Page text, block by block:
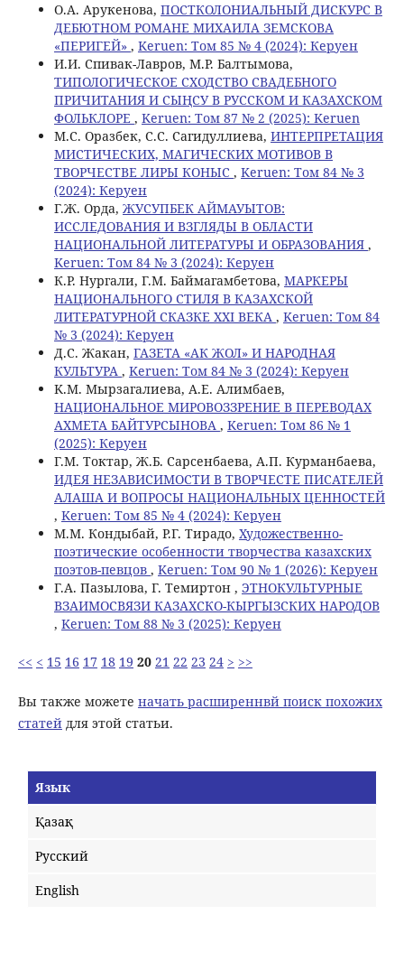
О.А. Арукенова, ПОСТКОЛОНИАЛЬНЫЙ ДИСКУРС В
ДЕБЮТНОМ РОМАНЕ МИХАИЛА ЗЕМСКОВА
«ПЕРИГЕЙ» , Keruen: Том 85 № 4 (2024): Керуен
И.И. Спивак-Лавров, М.Р. Балтымова,
ТИПОЛОГИЧЕСКОЕ СХОДСТВО СВАДЕБНОГО
ПРИЧИТАНИЯ И СЫҢСУ В РУССКОМ И КАЗАХСКОМ
ФОЛЬКЛОРЕ , Keruen: Том 87 № 2 (2025): Keruen
М.С. Оразбек, С.C. Сагидуллиева, ИНТЕРПРЕТАЦИЯ
МИСТИЧЕСКИХ, МАГИЧЕСКИХ МОТИВОВ В
ТВОРЧЕСТВЕ ЛИРЫ КОНЫС , Keruen: Том 84 № 3
(2024): Керуен
Г.Ж. Орда, ЖУСУПБЕК АЙМАУЫТОВ:
ИССЛЕДОВАНИЯ И ВЗГЛЯДЫ В ОБЛАСТИ
НАЦИОНАЛЬНОЙ ЛИТЕРАТУРЫ И ОБРАЗОВАНИЯ ,
Keruen: Том 84 № 3 (2024): Керуен
К.Р. Нургали, Г.М. Баймагамбетова, МАРКЕРЫ
НАЦИОНАЛЬНОГО СТИЛЯ В КАЗАХСКОЙ
ЛИТЕРАТУРНОЙ СКАЗКЕ XXI ВЕКА , Keruen: Том 84
№ 3 (2024): Керуен
Д.С. Жакан, ГАЗЕТА «АК ЖОЛ» И НАРОДНАЯ
КУЛЬТУРА , Keruen: Том 84 № 3 (2024): Керуен
K.M. Мырзагалиева, А.Е. Алимбаев,
НАЦИОНАЛЬНОЕ МИРОВОЗЗРЕНИЕ В ПЕРЕВОДАХ
АХМЕТА БАЙТУРСЫНОВА , Keruen: Том 86 № 1
(2025): Керуен
Г.М. Токтар, Ж.Б. Сарсенбаева, А.П. Курманбаева,
ИДЕЯ НЕЗАВИСИМОСТИ В ТВОРЧЕСТЕ ПИСАТЕЛЕЙ
АЛАША И ВОПРОСЫ НАЦИОНАЛЬНЫХ ЦЕННОСТЕЙ
, Keruen: Том 85 № 4 (2024): Керуен
М.М. Кондыбай, Р.Г. Тирадо, Художественно-
поэтические особенности творчества казахских
поэтов-певцов , Keruen: Том 90 № 1 (2026): Керуен
Г.А. Пазылова, Г. Темиртон , ЭТНОКУЛЬТУРНЫЕ
ВЗАИМОСВЯЗИ КАЗАХСКО-КЫРГЫЗСКИХ НАРОДОВ
, Keruen: Том 88 № 3 (2025): Керуен
<< < 15 16 17 18 19 20 21 22 23 24 > >>
Вы также можете начать расширеннвй поиск похожих
статейдля этой статьи.
Язык
Қазақ
Русский
English